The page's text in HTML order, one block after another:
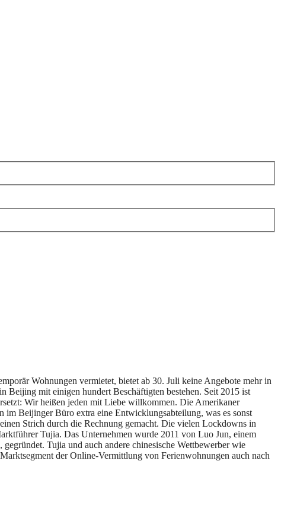
Wohnungen vermietet, bietet ab 30. Juli keine Angebote mehr in
mit einigen hundert Beschäftigten bestehen. Seit 2015 ist
Wir heißen jeden mit Liebe willkommen. Die Amerikaner
im Beijinger Büro extra eine Entwicklungsabteilung, was es sonst
Strich durch die Rechnung gemacht. Die vielen Lockdowns in
Tujia. Das Unternehmen wurde 2011 von Luo Jun, einem
Tujia und auch andere chinesische Wettbewerber wie
der Online-Vermittlung von Ferienwohnungen auch nach